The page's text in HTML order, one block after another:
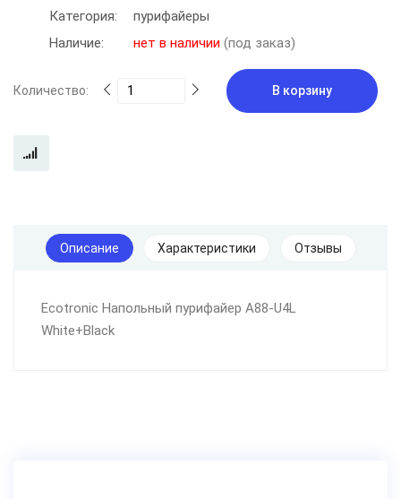
Категория:
пурифайеры
Наличие:
нет в наличии (под заказ)
Количество: В корзину
Описание Характеристики Отзывы
Ecotronic Напольный пурифайер A88-U4L
White+Black